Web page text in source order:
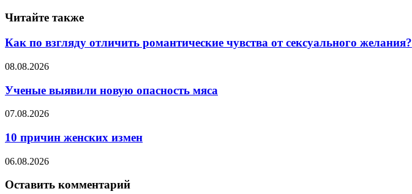
Читайте также
Как по взгляду отличить романтические чувства от сексуального желания?
08.08.2026
Ученые выявили новую опасность мяса
07.08.2026
10 причин женских измен
06.08.2026
Оставить комментарий